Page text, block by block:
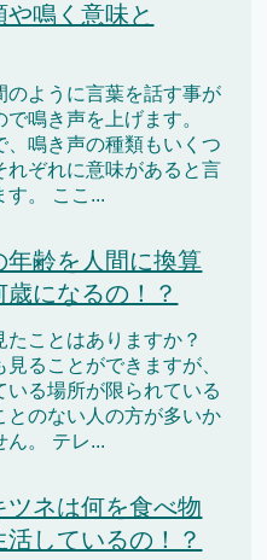
や鳴く意味と
のように言葉を話す事が
で鳴き声を上げます。
、鳴き声の種類もいくつ
れぞれに意味があると言
す。 ここ...
年齢を人間に換算
歳になるの！？
たことはありますか？
見ることができますが、
いる場所が限られている
とのない人の方が多いか
ん。 テレ...
ツネは何を食べ物
活しているの！？